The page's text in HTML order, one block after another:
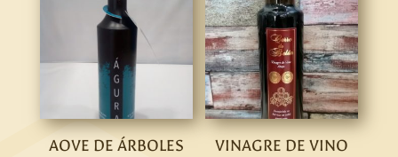
AOVE DE ÁRBOLES
VINAGRE DE VINO